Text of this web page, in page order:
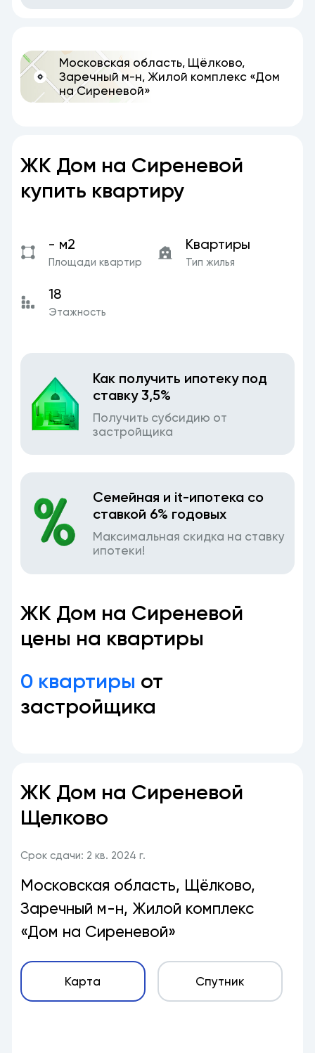
Московская область, Щёлково,
Заречный м-н, Жилой комплекс «Дом
на Сиреневой»
ЖК Дом на Сиреневой
купить квартиру
- м2
Площади квартир
Квартиры
Тип жилья
18
Этажность
Как получить ипотеку под
ставку 3,5%
Получить субсидию от
застройщика
Семейная и it-ипотека со
ставкой 6% годовых
Максимальная скидка на ставку
ипотеки!
ЖК Дом на Сиреневой
цены на квартиры
0 квартиры от
застройщика
ЖК Дом на Сиреневой
Щелково
Срок сдачи: 2 кв. 2024 г.
Московская область, Щёлково,
Заречный м-н, Жилой комплекс
«Дом на Сиреневой»
Карта Спутник